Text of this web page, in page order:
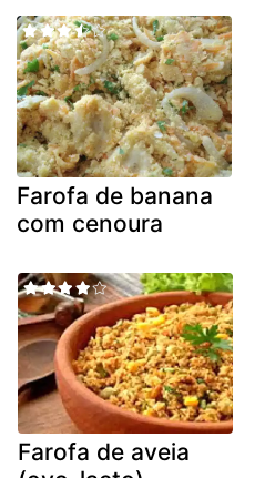
Farofa de banana
com cenoura
Farofa de aveia